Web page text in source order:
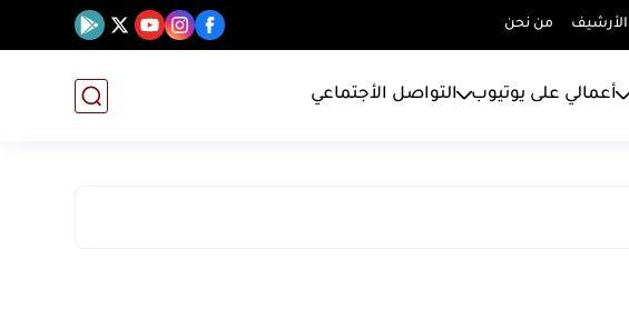
الأرشيف من نحن
أعمالي على يوتيوب التواصل الأجتماعي